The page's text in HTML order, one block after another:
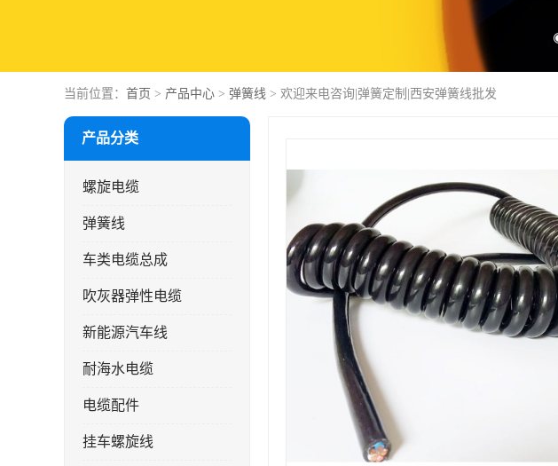
当前位置： 首页 > 产品中心 > 弹簧线 > 欢迎来电咨询|弹簧定制|西安弹簧线批发
产品分类
螺旋电缆
弹簧线
车类电缆总成
吹灰器弹性电缆
新能源汽车线
耐海水电缆
电缆配件
挂车螺旋线